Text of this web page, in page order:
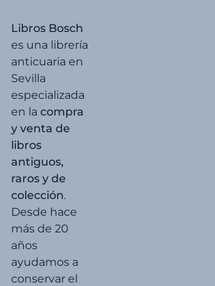
Libros Bosch
es una librería
anticuaria en
Sevilla
especializada
en la compra
y venta de
libros
antiguos,
raros y de
colección.
Desde hace
más de 20
años
ayudamos a
conservar el